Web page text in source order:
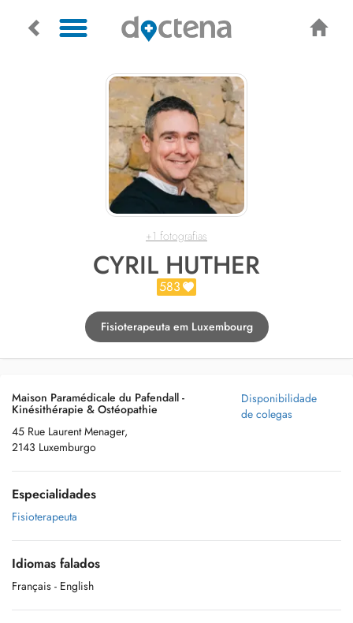
+1 fotografias
CYRIL HUTHER
583
Fisioterapeuta em Luxembourg
Maison Paramédicale du Pafendall -
Kinésithérapie & Ostéopathie
45 Rue Laurent Menager,
2143 Luxemburgo
Disponibilidade
de colegas
Especialidades
Fisioterapeuta
Idiomas falados
Français - English